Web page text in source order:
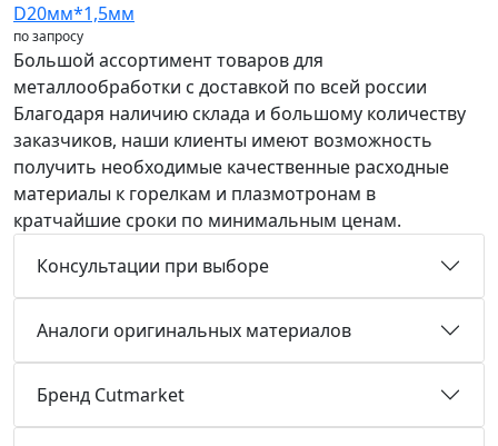
D20мм*1,5мм
по запросу
Большой ассортимент товаров для
металлообработки с доставкой по всей россии
Благодаря наличию склада и большому количеству
заказчиков, наши клиенты имеют возможность
получить необходимые качественные расходные
материалы к горелкам и плазмотронам в
кратчайшие сроки по минимальным ценам.
Консультации при выборе
Аналоги оригинальных материалов
Бренд Cutmarket